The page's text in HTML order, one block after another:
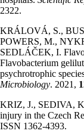
2322.
KRÁLOVÁ, S.,
POWERS, M.,
SEDLÁČEK, I.
Flavobacterium
psychrotrophic
Microbiology. 2021,
KRIZ, J., SEDIVA,
injury in the Czech
ISSN 1362-4393.